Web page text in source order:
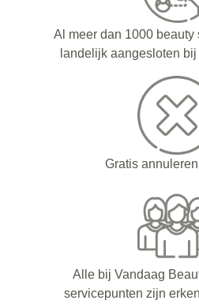
Al meer dan 1000 beauty
landelijk aangesloten
Gratis
Alle bij Vandaag
servicepunten zijn